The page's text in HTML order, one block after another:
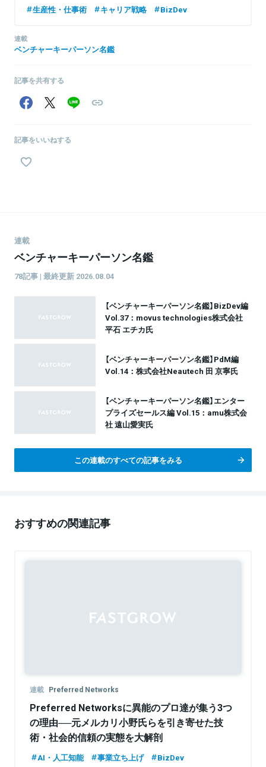
新卒でIR支援会社に入社し法人営業を2年間経験。2018年にリクル
た新規事業開発を経験。2025年にHacobuに転職しビジネスオペレ
ーション企画部部長に着任。
生産性・仕事術 キャリア戦略 BizDev
連載
ベンチャーキーパーソン名鑑
記事を共有する
記事をいいねする
連載
ベンチャーキーパーソン名鑑
78記事 | 最終更新 2026.08.04
【ベンチャーキーパーソン名鑑】BizDev編
Vol.37：movus technologies株式会社
平石 エチカ氏
【ベンチャーキーパーソン名鑑】PdM編
Vol.14：株式会社Neautech 田 京寧氏
【ベンチャーキーパーソン名鑑】エンター
プライズセールス編 Vol.15：amu株式会
社 遠山愛実氏
この連載のすべての記事をみる
おすすめの関連記事
連載 Preferred Networks
Preferred Networksに異能のプロ達が集う3つ
の理由──元メルカリ小野氏らを引き寄せた技
術・社会的信頼の実態を大解剖
AI・人工知能 事業立ち上げ
BizDev